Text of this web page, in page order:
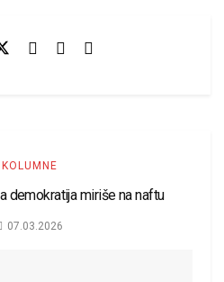
KOLUMNE
demokratija miriše na naftu
07.03.2026